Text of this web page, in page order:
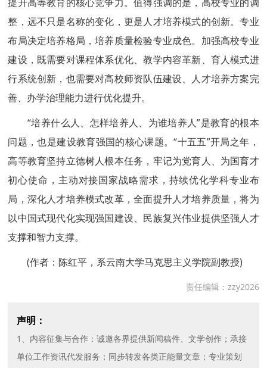
整，远不只是名称的变化，更是人才培养模式的创新。专业
布局决定培养格局，培养质量检验专业成色。加强高校专业
建设，既需要对课程体系优化、教学内容革新、育人模式进
行系统创新，也需要对高校师资队伍建设、人才培养方案完
善、办学治理能力进行优化提升。
“培养什么人、怎样培养人、为谁培养人”是教育的根本
问题，也是建设教育强国的核心课题。“十五五”开局之年，
高等教育坚持立德树人根本任务，牢记为党育人、为国育才
初心使命，主动对接国家战略需求，持续优化学科专业布
局，深化人才培养模式改革，全面提升人才培养质量，将为
以中国式现代化实现强国建设、民族复兴伟业提供坚强人才
支撑和智力支撑。
(作者：陈红平，系云南大学马克思主义学院副教授)
责任编辑：zzy2026
声明：
1、内容征集与合作：诚邀各界提供新闻稿件、文学创作；承接
单位工作资讯代发服务；同步转发各类正能量文章；专业策划